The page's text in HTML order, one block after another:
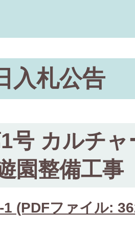
入札公告
号 カルチ
園整備工事
1 (PDFファイル: